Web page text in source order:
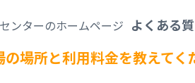
よくある
の場所と利用料金を教えてく